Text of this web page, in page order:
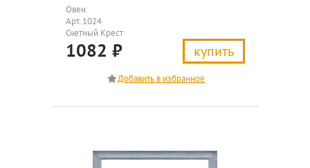
Овен
Арт. 1024
Счетный Крест
1082 ₽ купить